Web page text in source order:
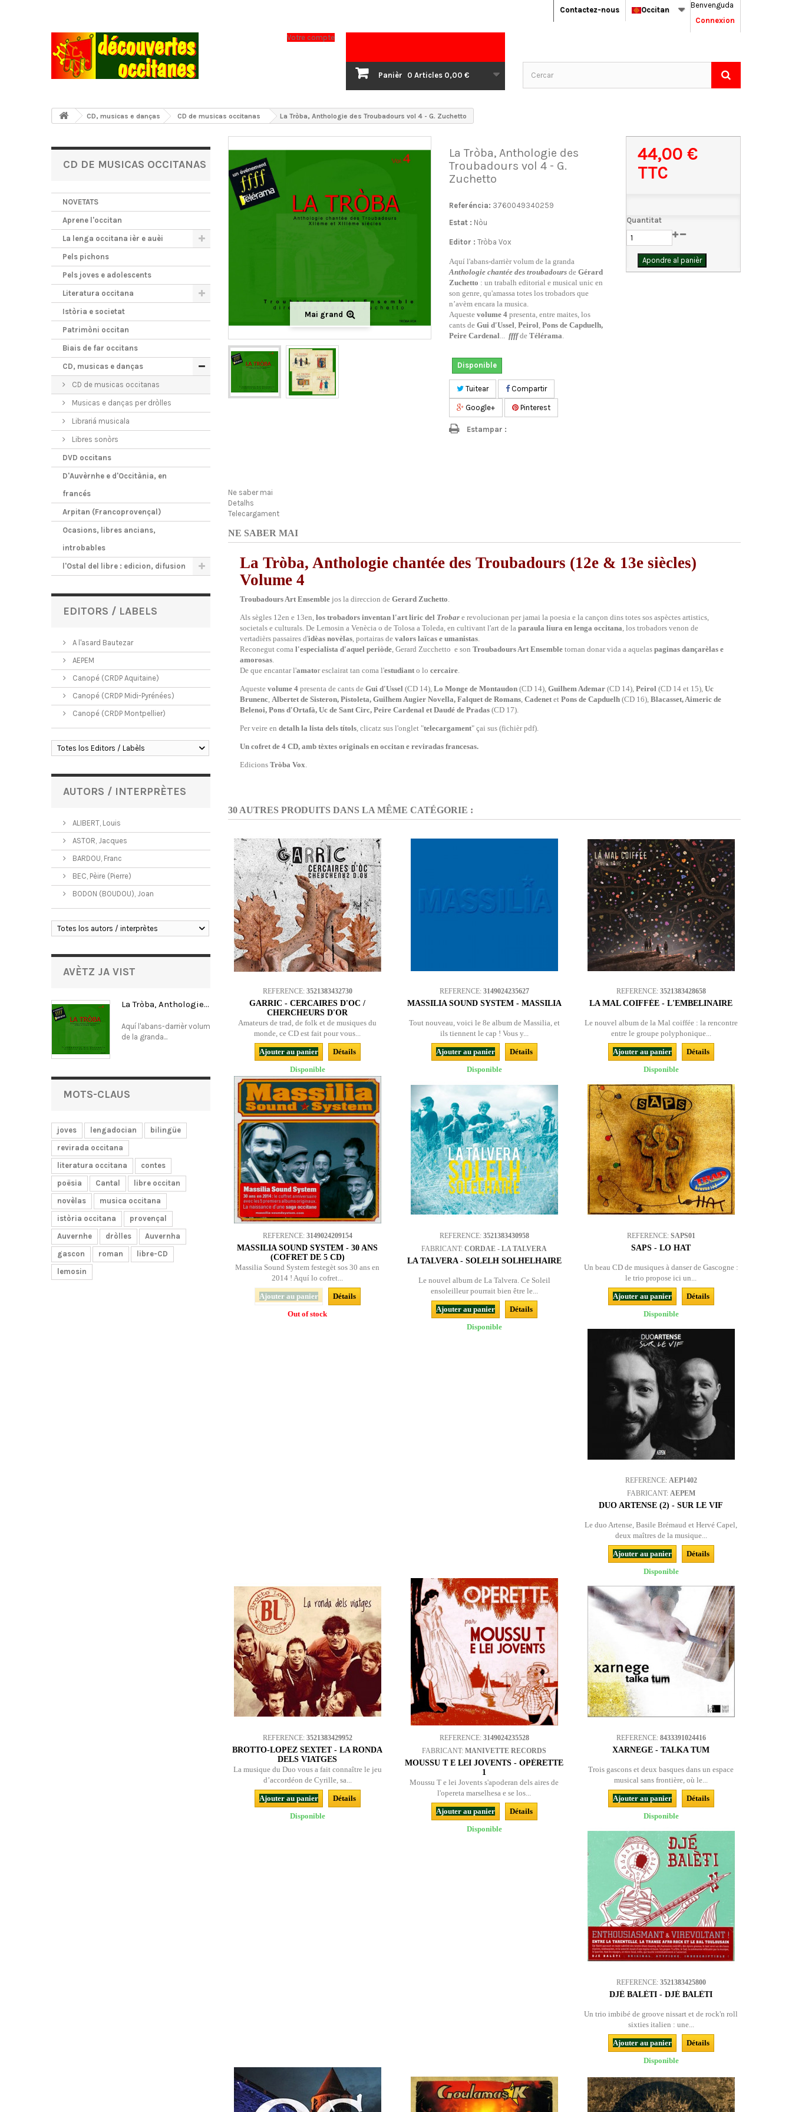
Benvenguda
Connexion
Occitan
Contactez-nous
Panièr 0 Articles 0,00 €
Votre compte
CD, musicas e danças CD de musicas occitanas La Tròba, Anthologie des Troubadours vol 4 - G. Zuchetto
CD DE MUSICAS OCCITANAS
NOVETATS
Aprene l'occitan
La lenga occitana ièr e auèi
Pels pichons
Pels joves e adolescents
Literatura occitana
Istòria e societat
Patrimòni occitan
Biais de far occitans
CD, musicas e danças
CD de musicas occitanas
Musicas e danças per dròlles
Librariá musicala
Libres sonòrs
DVD occitans
D'Auvèrnhe e d'Occitània, en
francés
Arpitan (Francoprovençal)
Ocasions, libres ancians,
introbables
l'Ostal del libre : edicion, difusion
EDITORS / LABELS
A l'asard Bautezar
AEPEM
Canopé (CRDP Aquitaine)
Canopé (CRDP Midi-Pyrénées)
Canopé (CRDP Montpellier)
Totes los Editors / Labèls
AUTORS / INTERPRÈTES
ALIBERT, Louis
ASTOR, Jacques
BARDOU, Franc
BEC, Pèire (Pierre)
BODON (BOUDOU), Joan
Totes los autors / interprètes
AVÈTZ JA VIST
La Tròba, Anthologie...
Aquí l'abans-darrièr volum
de la granda...
MOTS-CLAUS
joves lengadocian
bilingüe
revirada occitana
literatura occitana
contes
poësia
Cantal
libre occitan
novèlas
musica occitana
istòria occitana
provençal
Auvernhe
dròlles
Auvernha
gascon
roman
libre-CD
lemosin
Mai grand
La Tròba, Anthologie des
Troubadours vol 4 - G.
Zuchetto
Referéncia: 3760049340259
Estat : Nòu
Editor : Tròba Vox
Aquí l'abans-darrièr volum de la granda
Anthologie chantée des troubadours de Gérard
Zuchetto : un trabalh editorial e musical unic en
son genre, qu'amassa totes los trobadors que
n’avèm encara la musica.
Aqueste volume 4 presenta, entre maites, los
cants de Gui d'Ussel, Peirol, Pons de Capduelh,
Peire Cardenal... ffffde Télérama.
Disponible
Tuitear Compartir
Google+ Pinterest
Estampar :
44,00 €
TTC
Quantitat
Apondre al panièr
Ne saber mai
Detalhs
Telecargament
NE SABER MAI
La Tròba, Anthologie chantée des Troubadours (12e & 13e siècles)
Volume 4
Troubadours Art Ensemble jos la direccion de Gerard Zuchetto.
Als sègles 12en e 13en, los trobadors inventan l'art liric del Trobar e revolucionan per jamai la poesia e la cançon dins totes sos aspèctes artistics,
societals e culturals. De Lemosin a Venècia o de Tolosa a Toleda, en cultivant l'art de la paraula liura en lenga occitana, los trobadors venon de
vertadièrs passaires d'idèas novèlas, portairas de valors laïcas e umanistas.
Reconegut coma l'especialista d'aquel periòde, Gerard Zucchetto e son Troubadours Art Ensemble tornan donar vida a aquelas paginas dançarèlas e
amorosas.
De que encantar l'amator esclairat tan coma l'estudiant o lo cercaire.
Aqueste volume 4 presenta de cants de Gui d'Ussel (CD 14), Lo Monge de Montaudon (CD 14), Guilhem Ademar (CD 14), Peirol (CD 14 et 15), Uc
Brunenc, Albertet de Sisteron, Pistoleta, Guilhem Augier Novella, Falquet de Romans, Cadenet et Pons de Capduelh (CD 16), Blacasset, Aimeric de
Belenoi, Pons d'Ortafà, Uc de Sant Circ, Peire Cardenal et Daudé de Pradas (CD 17).
Per veire en detalh la lista dels títols, clicatz sus l'onglet "telecargament" çai sus (fichièr pdf).
Un cofret de 4 CD, amb tèxtes originals en occitan e reviradas francesas.
Edicions Tròba Vox.
30 AUTRES PRODUITS DANS LA MÊME CATÉGORIE :
REFERENCE: 3521383432730
GARRIC - CERCAIRES D'OC /
CHERCHEURS D'OR
Amateurs de trad, de folk et de musiques du
monde, ce CD est fait pour vous...
Ajouter au panier
Détails
Disponible
REFERENCE: 3149024235627
MASSILIA SOUND SYSTEM - MASSILIA
Tout nouveau, voici le 8e album de Massilia, et
ils tiennent le cap ! Vous y...
Ajouter au panier
Détails
Disponible
REFERENCE: 3521383428658
LA MAL COIFFÉE - L'EMBELINAIRE
Le nouvel album de la Mal coiffée : la rencontre
entre le groupe polyphonique...
Ajouter au panier
Détails
Disponible
REFERENCE: 3149024209154
MASSILIA SOUND SYSTEM - 30 ANS
(COFRET DE 5 CD)
Massilia Sound System festegèt sos 30 ans en
2014 ! Aquí lo cofret...
Ajouter au panier
Détails
Out of stock
REFERENCE: 3521383430958
FABRICANT:CORDAE - LA TALVERA
LA TALVERA - SOLELH SOLHELHAIRE
Le nouvel album de La Talvera. Ce Soleil
ensoleilleur pourrait bien être le...
Ajouter au panier
Détails
Disponible
REFERENCE: SAPS01
SAPS - LO HAT
Un beau CD de musiques à danser de Gascogne :
le trio propose ici un...
Ajouter au panier
Détails
Disponible
REFERENCE: AEP1402
FABRICANT: AEPEM
DUO ARTENSE (2) - SUR LE VIF
Le duo Artense, Basile Brémaud et Hervé Capel,
deux maîtres de la musique...
Ajouter au panier
Détails
Disponible
REFERENCE: 3521383429952
BROTTO-LOPEZ SEXTET - LA RONDA
DELS VIATGES
La musique du Duo vous a fait connaître le jeu
d’accordéon de Cyrille, sa...
Ajouter au panier
Détails
Disponible
REFERENCE: 3149024235528
FABRICANT:MANIVETTE RECORDS
MOUSSU T E LEI JOVENTS - OPÉRETTE
1
Moussu T e lei Jovents s'apoderan dels aires de
l'opereta marselhesa e se los...
Ajouter au panier
Détails
Disponible
REFERENCE: 8433391024416
XARNEGE - TALKA TUM
Trois gascons et deux basques dans un espace
musical sans frontière, où le...
Ajouter au panier
Détails
Disponible
REFERENCE: 3521383425800
DJÉ BALÈTI - DJÉ BALÈTI
Un trio imbibé de groove nissart et de rock'n roll
sixties italien : une...
Ajouter au panier
Détails
Disponible